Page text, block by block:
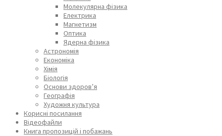
Молекулярна фізика
Електрика
Магнетизм
Оптика
Ядерна фізика
Астрономія
Економіка
Хімія
Біологія
Основи здоров’я
Географія
Художня культура
Корисні посилання
Відеофайли
Книга пропозицій і побажань